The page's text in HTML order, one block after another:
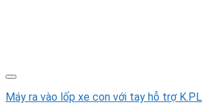
Máy ra vào lốp xe con với tay hỗ trợ